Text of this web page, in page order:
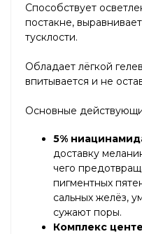
Способствует
постакне,
тусклости.
Обладает лёгкой
впитывается и не
Основные
5%
доставку
чего
пигментных
сальных желёз,
сужают поры.
Комплекс